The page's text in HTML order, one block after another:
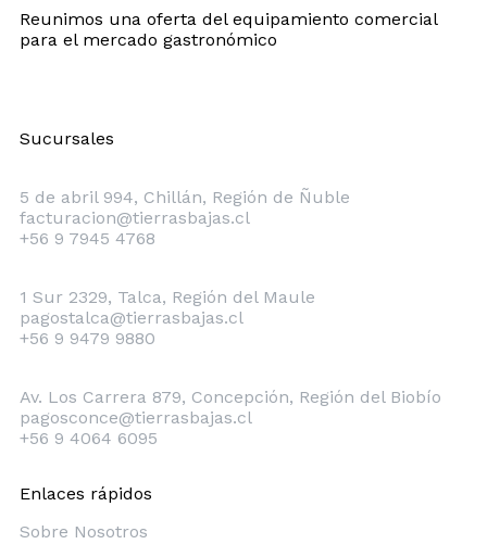
Reunimos una oferta del equipamiento comercial
para el mercado gastronómico
Sucursales
5 de abril 994, Chillán, Región de Ñuble
facturacion@tierrasbajas.cl
+56 9 7945 4768
1 Sur 2329, Talca, Región del Maule
pagostalca@tierrasbajas.cl
+56 9 9479 9880
Av. Los Carrera 879, Concepción, Región del Biobío
pagosconce@tierrasbajas.cl
+56 9 4064 6095
Enlaces rápidos
Sobre Nosotros